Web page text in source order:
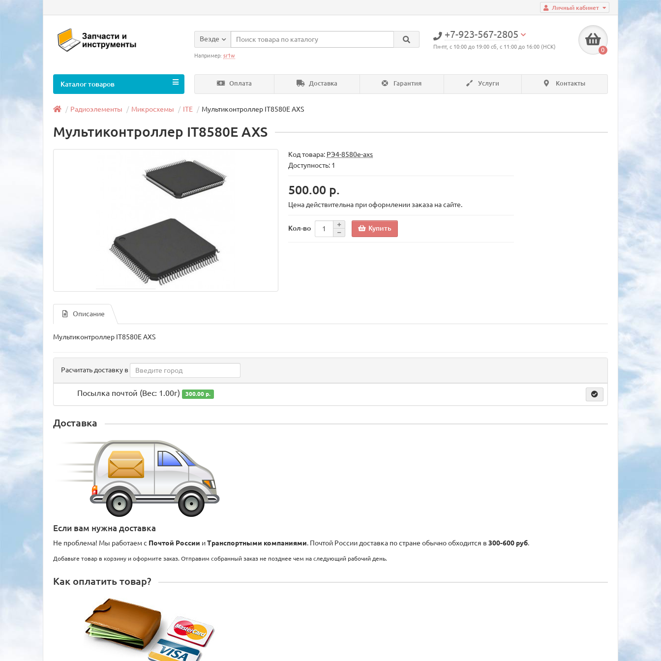
Личный кабинет
+7-923-567-2805
Пн-пт, с 10:00 до 19:00 сб, с 11:00 до 16:00 (НСК) 0
Везде
Например: sr1w
Оплата Доставка Гарантия Услуги Контакты
Каталог товаров
Радиоэлементы Микросхемы ITE Мультиконтроллер IT8580E AXS
Мультиконтроллер IT8580E AXS
Код товара: РЭ4-8580e-axs
Доступность: 1
500.00 р.
Цена действительна при оформлении заказа на сайте.
Кол-во Купить
Описание
Мультиконтроллер IT8580E AXS
Расчитать доставку в
Посылка почтой (Вес: 1.00г) 300.00 р.
Доставка
Если вам нужна доставка
Не проблема! Мы работаем с Почтой России иТранспортными компаниями. Почтой России доставка по стране обычно обходится в 300-600 руб.
Добавьте товар в корзину и оформите заказ. Отправим собранный заказ не позднее чем на следующий рабочий день.
Как оплатить товар?